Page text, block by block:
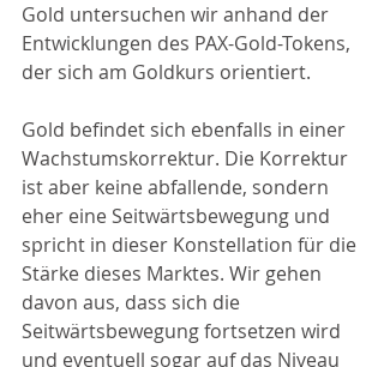
Gold untersuchen wir anhand der
Entwicklungen des PAX-Gold-Tokens,
der sich am Goldkurs orientiert.
Gold befindet sich ebenfalls in einer
Wachstumskorrektur. Die Korrektur
ist aber keine abfallende, sondern
eher eine Seitwärtsbewegung und
spricht in dieser Konstellation für die
Stärke dieses Marktes. Wir gehen
davon aus, dass sich die
Seitwärtsbewegung fortsetzen wird
und eventuell sogar auf das Niveau